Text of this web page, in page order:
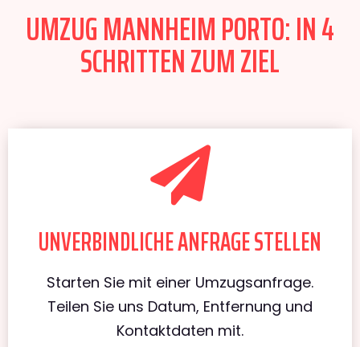
UMZUG MANNHEIM PORTO: IN 4
SCHRITTEN ZUM ZIEL
UNVERBINDLICHE ANFRAGE STELLEN
Starten Sie mit einer Umzugsanfrage.
Teilen Sie uns Datum, Entfernung und
Kontaktdaten mit.